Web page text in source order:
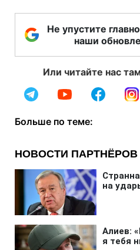
Не упустите
наши
Или читайте нас
Больше по теме: